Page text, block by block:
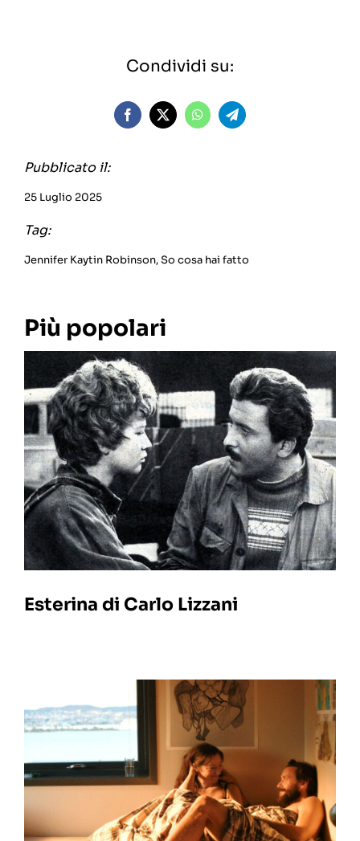
Condividi su:
Pubblicato il:
25 Luglio 2025
Tag:
Jennifer Kaytin Robinson,So cosa hai fatto
Più popolari
Esterina di Carlo Lizzani